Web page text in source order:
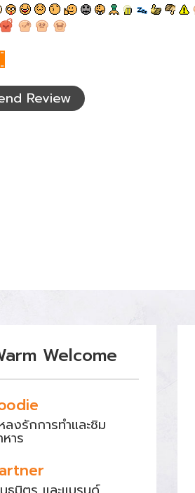
Review
Welcome
ลงรักการทำและชิม
หาร